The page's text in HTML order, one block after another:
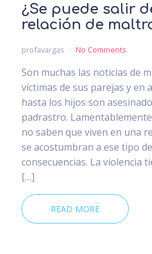
¿Se puede salir
relación de
profavargas No Comments
Son muchas las noticias de
víctimas de sus parejas y en
hasta los hijos son
padrastro.
no saben que viven en una
se acostumbran a ese tipo
consecuencias. La violencia
[…]
READ MORE